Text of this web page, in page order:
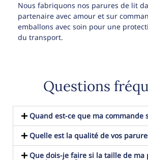
Nous fabriquons nos parures de lit
partenaire avec amour et sur
emballons avec soin pour une
du transport.
Questions
Quand est-ce que ma commande
Quelle est la qualité de vos
Que dois-je faire si la taille de ma